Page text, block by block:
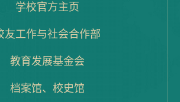
学校官方主页
友工作与社会合作部
教育发展基金会
档案馆、校史馆